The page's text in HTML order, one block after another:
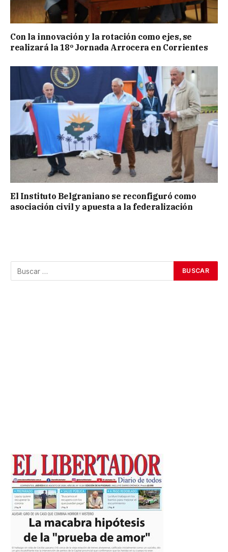
Con la innovación y la rotación como ejes, se
realizará la 18º Jornada Arrocera en Corrientes
El Instituto Belgraniano se reconfiguró como
asociación civil y apuesta a la federalización